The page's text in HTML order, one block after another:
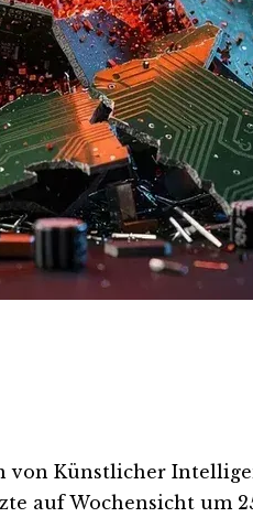
von Künstlicher
auf Wochensicht um